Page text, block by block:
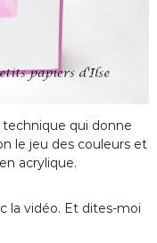
qui donne
le jeu des couleurs et
acrylique.
la vidéo. Et dites-moi